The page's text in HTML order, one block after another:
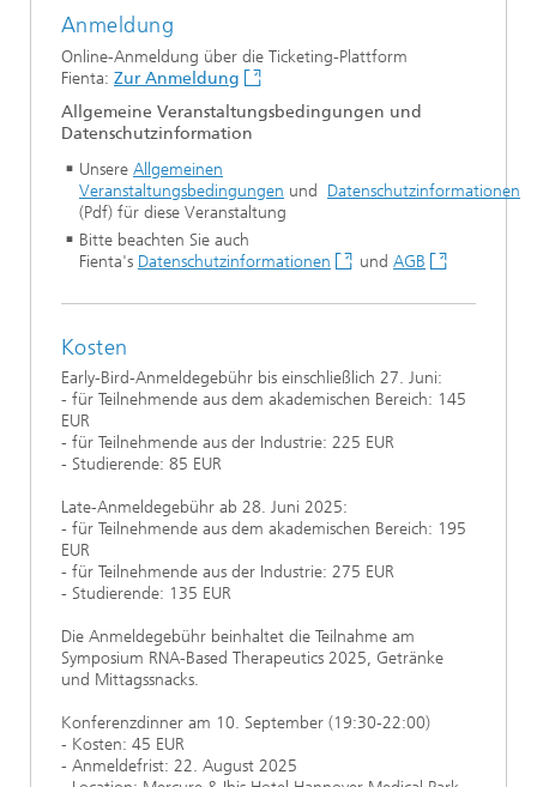
Anmeldung
Online-Anmeldung über die Ticketing-Plattform
Fienta: Zur Anmeldung
Allgemeine Veranstaltungsbedingungen und
Datenschutzinformation
Unsere Allgemeinen
Veranstaltungsbedingungen und Datenschutzinformationen
(Pdf) für diese Veranstaltung
Bitte beachten Sie auch
Fienta's Datenschutzinformationen und AGB
Kosten
Early-Bird-Anmeldegebühr bis einschließlich 27. Juni:
- für Teilnehmende aus dem akademischen Bereich: 145
EUR
- für Teilnehmende aus der Industrie: 225 EUR
- Studierende: 85 EUR
Late-Anmeldegebühr ab 28. Juni 2025:
- für Teilnehmende aus dem akademischen Bereich: 195
EUR
- für Teilnehmende aus der Industrie: 275 EUR
- Studierende: 135 EUR
Die Anmeldegebühr beinhaltet die Teilnahme am
Symposium RNA-Based Therapeutics 2025, Getränke
und Mittagssnacks.
Konferenzdinner am 10. September (19:30-22:00)
- Kosten: 45 EUR
- Anmeldefrist: 22. August 2025